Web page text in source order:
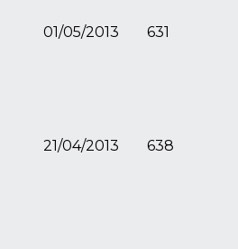
01/05/2013 631
21/04/2013 638